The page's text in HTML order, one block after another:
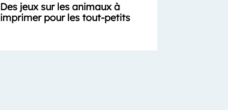
Des jeux sur les animaux à
imprimer pour les tout-petits